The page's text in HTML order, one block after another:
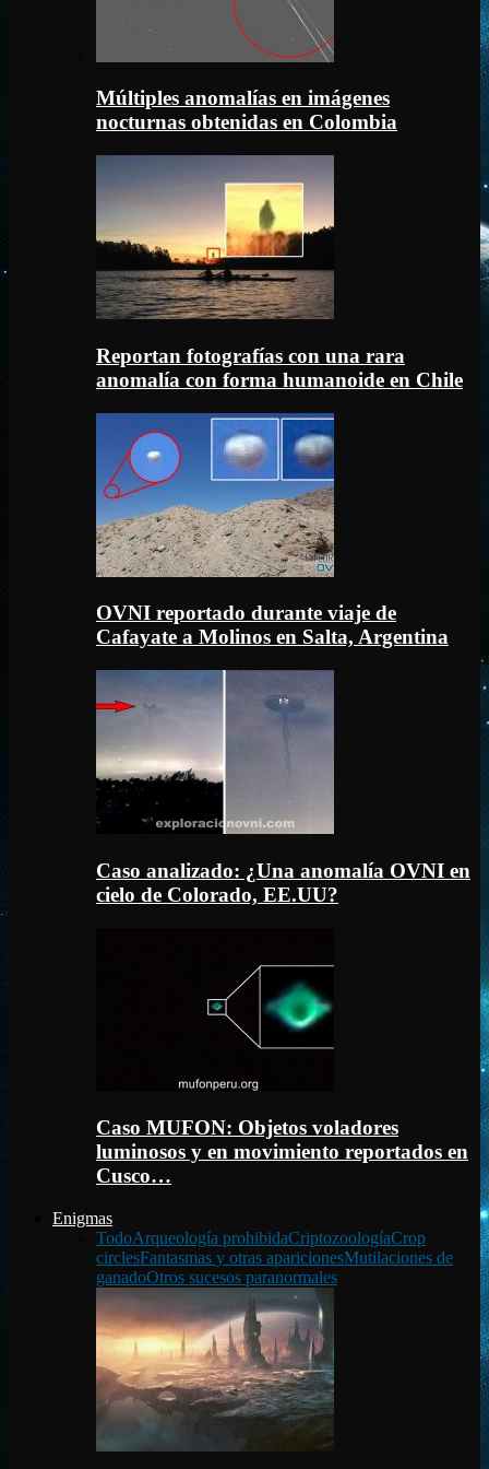
Múltiples anomalías en imágenes
nocturnas obtenidas en Colombia
Reportan fotografías con una rara
anomalía con forma humanoide en Chile
OVNI reportado durante viaje de
Cafayate a Molinos en Salta, Argentina
Caso analizado: ¿Una anomalía OVNI en
cielo de Colorado, EE.UU?
Caso MUFON: Objetos voladores
luminosos y en movimiento reportados en
Cusco…
Enigmas
TodoArqueología prohibidaCriptozoologíaCrop
circlesFantasmas y otras aparicionesMutilaciones de
ganadoOtros sucesos paranormales